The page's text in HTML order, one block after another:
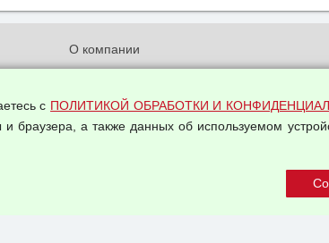
О компании
данных
с ПОЛИТИКОЙ ОБРАБОТКИ И
браузера, а также данных об используемом